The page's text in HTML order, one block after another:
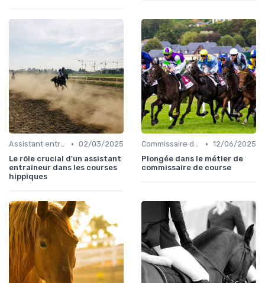
Assistant entraîneur • 02/03/2025
Le rôle crucial d'un assistant
entraîneur dans les courses
hippiques
Commissaire de course • 12/06/2025
Plongée dans le métier de
commissaire de course